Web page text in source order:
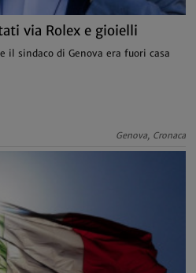
via Rolex e gioielli
sindaco di Genova era fuori casa
Genova, Cronaca